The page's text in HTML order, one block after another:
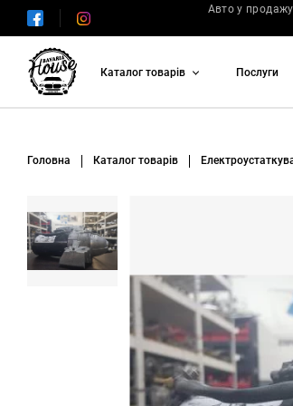
Авто у продажу
Каталог товарів Послуги
Головна Каталог товарів